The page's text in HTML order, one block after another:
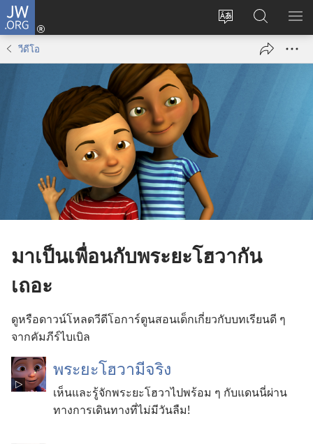
JW.ORG
เปลี่ยน
เข้า
(เปิด
ค้นหา
ใน
JW.ORG
แส
วีดีโอ
มา​เป็น​เพื่อน​กับ​พระ​ยะโฮวา​กัน​
เถอะ
ดู​หรือ​ดาวน์โหลด​วีดีโอ​การ์ตูน​สอน​เด็ก​เกี่ยว​กับ​บทเรียน​ดี​ ๆ ​
จาก​คัมภีร์​ไบเบิล
พระ​ยะโฮวา​มี​จริง
เห็น​และ​รู้​จัก​พระ​ยะโฮวา​ไป​พร้อม​ ๆ ​กับ​แดนนี่​ผ่าน​
ทาง​การ​เดิน​ทาง​ที่​ไม่​มี​วัน​ลืม!